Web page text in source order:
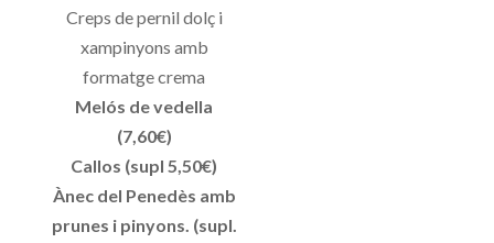
Creps de pernil dolç i
xampinyons amb
formatge crema
Melós de vedella
(7,60€)
Callos (supl 5,50€)
Ànec del Penedès amb
prunes i pinyons. (supl.